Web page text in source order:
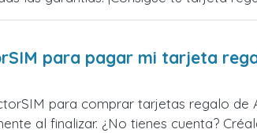
para pagar mi tarjeta
para comprar tarjetas regalo
al finalizar. ¿No tienes cuenta?